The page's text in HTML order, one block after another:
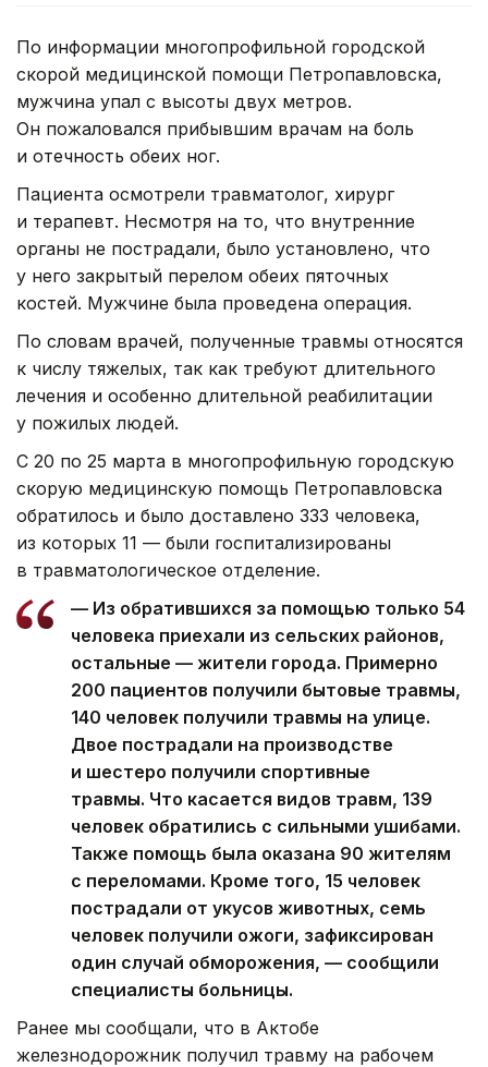
По информации многопрофильной городской
скорой медицинской помощи Петропавловска,
мужчина упал с высоты двух метров.
Он пожаловался прибывшим врачам на боль
и отечность обеих ног.
Пациента осмотрели травматолог, хирург
и терапевт. Несмотря на то, что внутренние
органы не пострадали, было установлено, что
у него закрытый перелом обеих пяточных
костей. Мужчине была проведена операция.
По словам врачей, полученные травмы относятся
к числу тяжелых, так как требуют длительного
лечения и особенно длительной реабилитации
у пожилых людей.
С 20 по 25 марта в многопрофильную городскую
скорую медицинскую помощь Петропавловска
обратилось и было доставлено 333 человека,
из которых 11 — были госпитализированы
в травматологическое отделение.
— Из обратившихся за помощью только 54
человека приехали из сельских районов,
остальные — жители города. Примерно
200 пациентов получили бытовые травмы,
140 человек получили травмы на улице.
Двое пострадали на производстве
и шестеро получили спортивные
травмы. Что касается видов травм, 139
человек обратились с сильными ушибами.
Также помощь была оказана 90 жителям
с переломами. Кроме того, 15 человек
пострадали от укусов животных, семь
человек получили ожоги, зафиксирован
один случай обморожения, — сообщили
специалисты больницы.
Ранее мы сообщали, что в Актобе
железнодорожник получил травму на рабочем